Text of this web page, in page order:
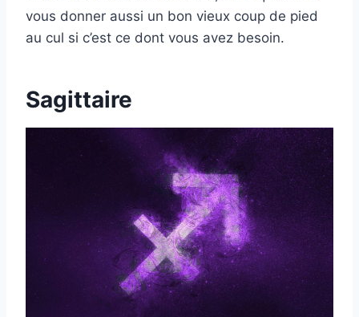
vous donner aussi un bon vieux coup de pied
au cul si c’est ce dont vous avez besoin.
Sagittaire